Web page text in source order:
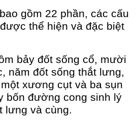
gồm 22 phần, các cấu
thể hiện và đặc biệt
bảy đốt sống cổ, mười
năm đốt sống thắt lưng,
xương cụt và ba sụn
bốn đường cong sinh lý
lưng và cùng.